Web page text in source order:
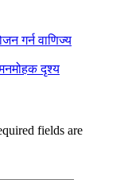
गर्न वाणिज्य
दृश्य
fields are